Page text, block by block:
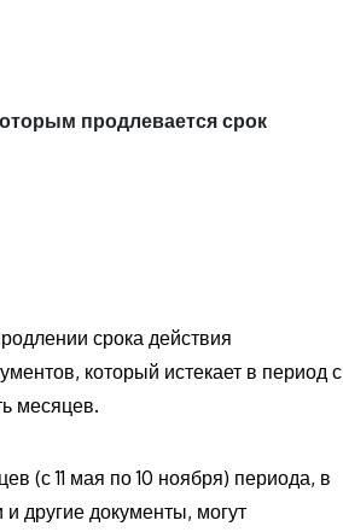
продлевается срок
срока действия
который истекает в период с
месяцев.
(с 11 мая по 10 ноября) периода, в
другие документы, могут